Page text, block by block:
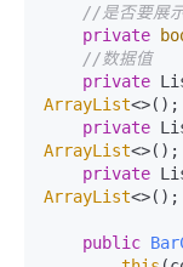
//是否要展
private
//数据值
private
ArrayList<>();
private
ArrayList<>();
private
ArrayList<>();
public